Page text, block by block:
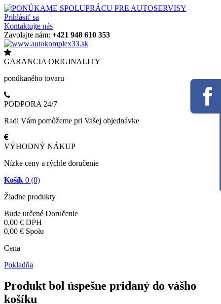
Prihlásiť sa
Kontaktujte nás
Zavolajte nám: +421 948 610 353
GARANCIA ORIGINALITY
ponúkaného tovaru
PODPORA 24/7
Radi Vám pomôžeme pri Vašej objednávke
VÝHODNÝ NÁKUP
Nízke ceny a rýchle doručenie
Košík 0 (0)
Žiadne produkty
Bude určené Doručenie
0,00 € DPH
0,00 € Spolu
Cena
Pokladňa
Produkt bol úspešne pridaný do vášho
košíku